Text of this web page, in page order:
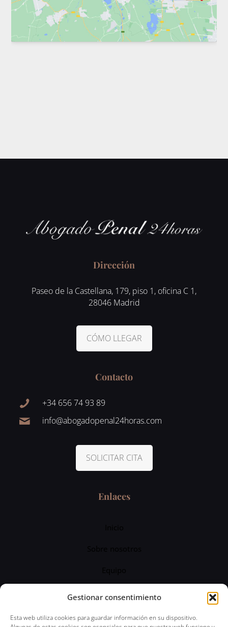
Gestionar consentimiento
Esta web utiliza cookies para guardar información en su dispositivo.
Dirección
Paseo de la Castellana, 179, piso 1, oficina C 1,
28046 Madrid
CÓMO LLEGAR
Contacto
+34 656 74 93 89
info@abogadopenal24horas.com
SOLICITAR CITA
Enlaces